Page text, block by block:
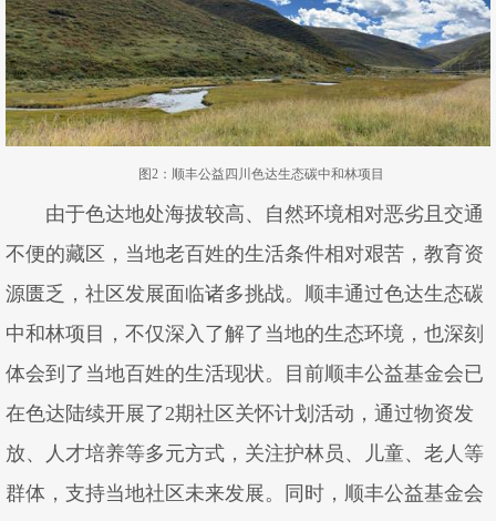
图2：顺丰公益四川色达生态碳中和林项目
由于色达地处海拔较高、自然环境相对恶劣且交通
不便的藏区，当地老百姓的生活条件相对艰苦，教育资
源匮乏，社区发展面临诸多挑战。顺丰通过色达生态碳
中和林项目，不仅深入了解了当地的生态环境，也深刻
体会到了当地百姓的生活现状。目前顺丰公益基金会已
在色达陆续开展了2期社区关怀计划活动，通过物资发
放、人才培养等多元方式，关注护林员、儿童、老人等
群体，支持当地社区未来发展。同时，顺丰公益基金会